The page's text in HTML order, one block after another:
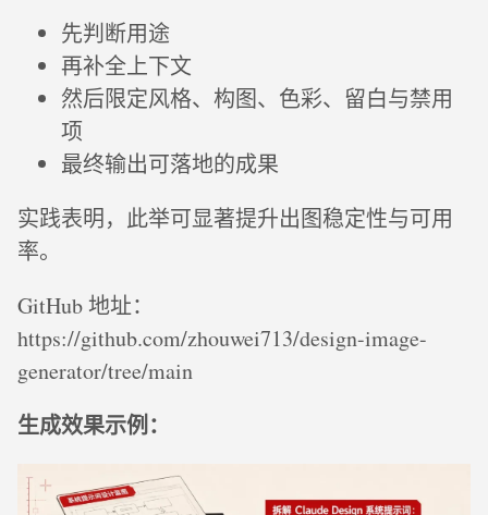
先判断用途
再补全上下文
然后限定风格、构图、色彩、留白与禁用
项
最终输出可落地的成果
实践表明，此举可显著提升出图稳定性与可用
率。
GitHub 地址：
https://github.com/zhouwei713/design-image-
generator/tree/main
生成效果示例：